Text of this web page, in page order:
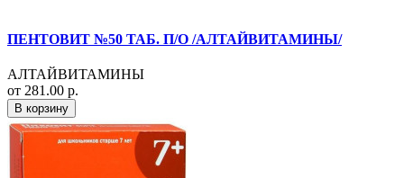
ПЕНТОВИТ №50 ТАБ. П/О /АЛТАЙВИТАМИНЫ/
АЛТАЙВИТАМИНЫ
от 281.00 р.
В корзину